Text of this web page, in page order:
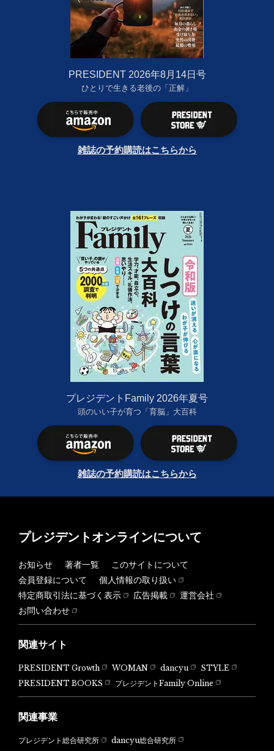
PRESIDENT 2026年8月14日号
ひとりで生きる老後の「正解」
雑誌の予約購読はこちらから
プレジデントFamily 2026年夏号
頭のいい子が育つ「育脳」大百科
雑誌の予約購読はこちらから
プレジデントオンラインについて
お知らせ 著者一覧
このサイトについて
会員登録について
個人情報の取り扱い
特定商取引法に基づく表示
広告掲載
運営会社
お問い合わせ
関連サイト
PRESIDENT Growth WOMAN dancyu
STYLE
PRESIDENT BOOKS
プレジデントFamily Online
関連事業
プレジデント総合研究所 dancyu総合研究所